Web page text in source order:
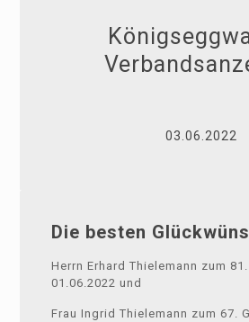
03.06.2022
Die besten
Herrn Erhard Thielemann zum
01.06.2022 und
Frau Ingrid Thielemann zum 67.